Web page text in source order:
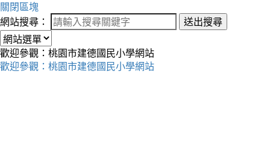
關閉區塊
網站搜尋：
送出搜尋
歡迎參觀：桃園市建德國民小學網站
歡迎參觀：桃園市建德國民小學網站